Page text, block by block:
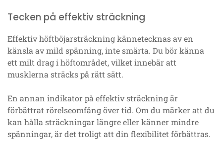
Tecken på effektiv sträckning
Effektiv höftböjarsträckning kännetecknas av en
känsla av mild spänning, inte smärta. Du bör känna
ett milt drag i höftområdet, vilket innebär att
musklerna sträcks på rätt sätt.
En annan indikator på effektiv sträckning är
förbättrat rörelseomfång över tid. Om du märker att du
kan hålla sträckningar längre eller känner mindre
spänningar, är det troligt att din flexibilitet förbättras.